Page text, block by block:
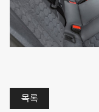
목록